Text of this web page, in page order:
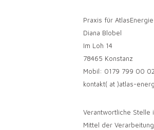
Praxis für
Diana Blobel
Im Loh 14
78465 Konstanz
Mobil: 0179 799 00 02
kontakt( at )atlas-
Verantwortliche
Mittel der